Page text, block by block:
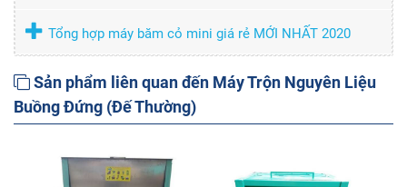
Tổng hợp máy băm cỏ mini giá rẻ MỚI NHẤT 2020
Sản phẩm liên quan đến Máy Trộn Nguyên Liệu
Buồng Đứng (Đế Thường)